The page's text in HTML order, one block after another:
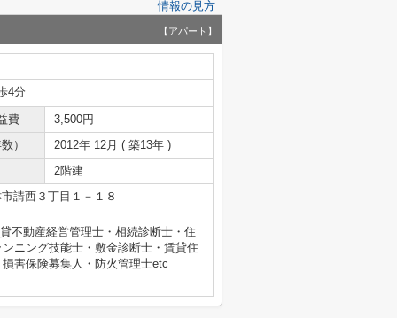
情報の見方
【アパート】
4分
費
3,500円
）
2012年 12月 ( 築13年 )
2階建
請西３丁目１－１８
不動産経営管理士・相続診断士・住
ニング技能士・敷金診断士・賃貸住
害保険募集人・防火管理士etc